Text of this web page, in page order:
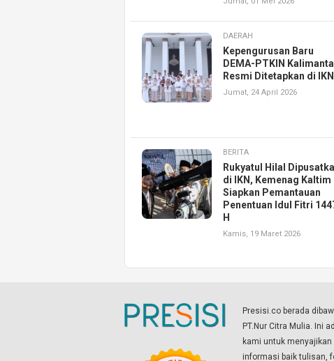
DAERAH
Kepengurusan Baru
DEMA-PTKIN
Resmi Ditetapkan di IKN
Jumat, 24 April 2026
BERITA
Rukyatul Hilal
di IKN, Kemenag Kaltim
Siapkan Pemantauan
Penentuan Idul Fitri
H
Kamis, 19 Maret 2026
Presisi.co berada
PT.Nur Citra Mulia. Ini
kami untuk
informasi baik tulisan,